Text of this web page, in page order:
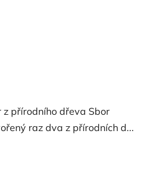
přírodního dřeva Sbor
raz dva z přírodních d...